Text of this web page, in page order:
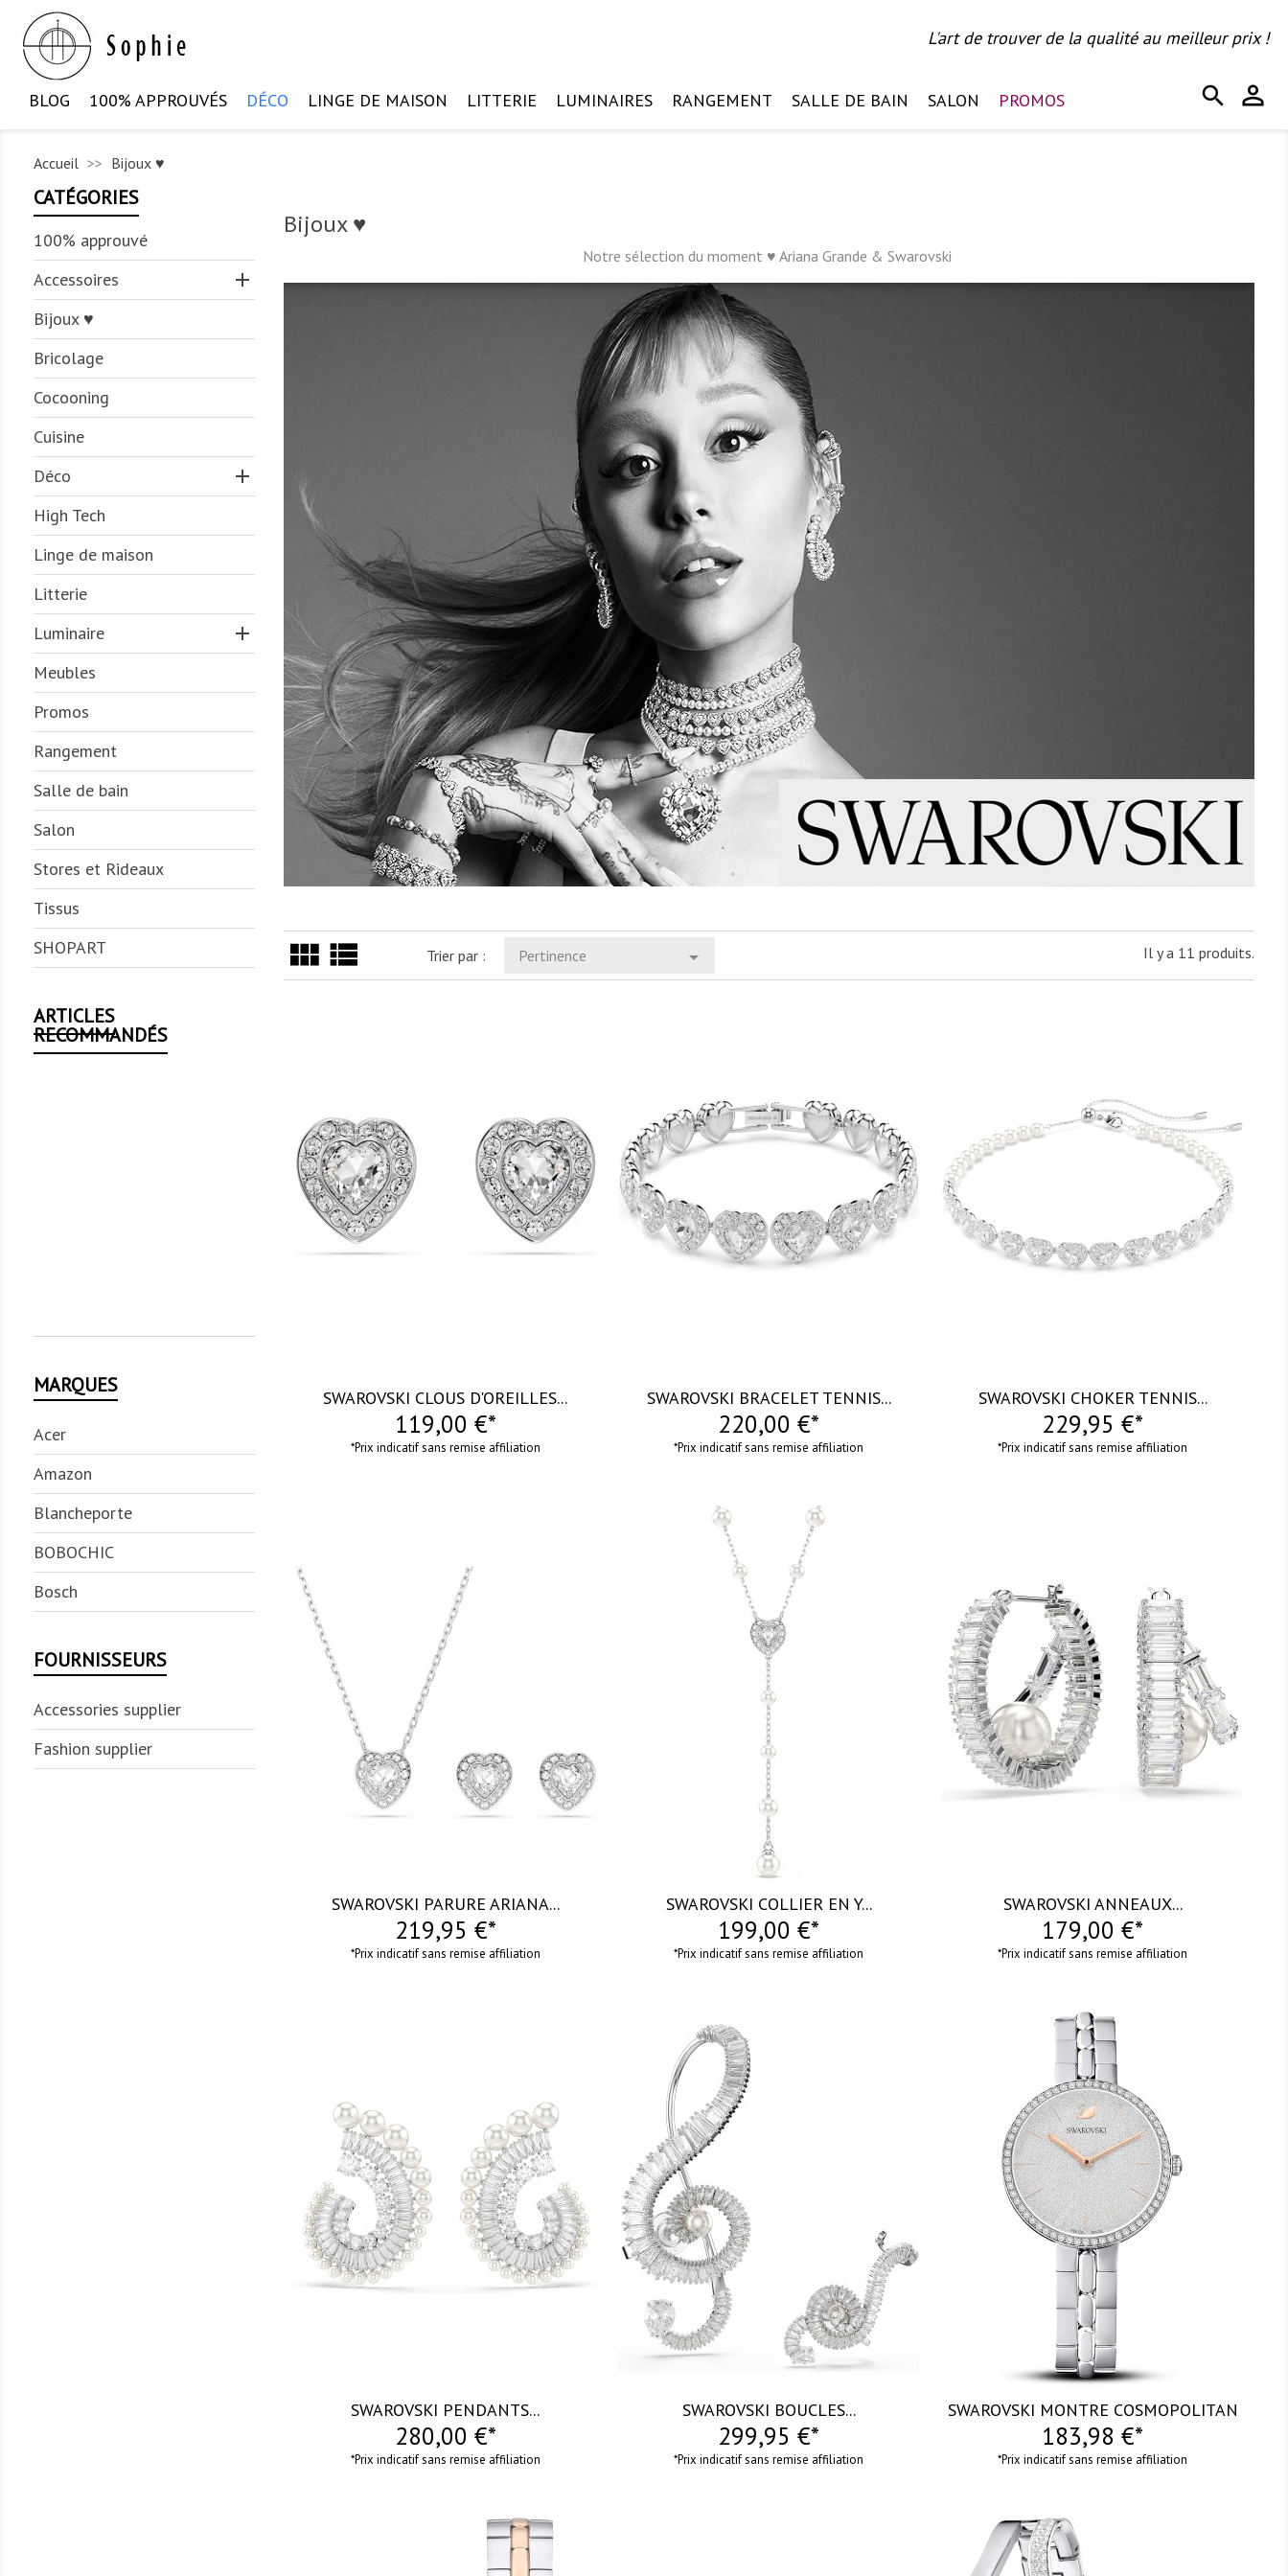
L'art de trouver de la qualité au meilleur prix !
person_outline
search
BLOG 100% APPROUVÉS DÉCO LINGE DE MAISON LITTERIE LUMINAIRES RANGEMENT SALLE DE BAIN SALON PROMOS
Accueil Bijoux ♥
CATÉGORIES
100% approuvé
Accessoires

Bijoux ♥
Bricolage
Cocooning
Cuisine
Déco

High Tech
Linge de maison
Litterie
Luminaire

Meubles
Promos
Rangement
Salle de bain
Salon
Stores et Rideaux
Tissus
SHOPART
ARTICLES
RECOMMANDÉS
MARQUES
Acer
Amazon
Blancheporte
BOBOCHIC
Bosch
FOURNISSEURS
Accessories supplier
Fashion supplier
Bijoux ♥
Notre sélection du moment ♥ Ariana Grande & Swarovski
view_module view_list Trier par : Pertinence  Il y a 11 produits.
SWAROVSKI CLOUS D'OREILLES...
119,00 €*
*Prix indicatif sans remise affiliation
visibility
SWAROVSKI BRACELET TENNIS...
220,00 €*
*Prix indicatif sans remise affiliation
visibility
SWAROVSKI CHOKER TENNIS...
229,95 €*
*Prix indicatif sans remise affiliation
SWAROVSKI PARURE ARIANA...
219,95 €*
*Prix indicatif sans remise affiliation
visibility
SWAROVSKI COLLIER EN Y...
199,00 €*
*Prix indicatif sans remise affiliation
SWAROVSKI ANNEAUX...
179,00 €*
*Prix indicatif sans remise affiliation
visibility
SWAROVSKI PENDANTS...
280,00 €*
*Prix indicatif sans remise affiliation
visibility
SWAROVSKI BOUCLES...
299,95 €*
*Prix indicatif sans remise affiliation
visibility
SWAROVSKI MONTRE COSMOPOLITAN
183,98 €*
*Prix indicatif sans remise affiliation